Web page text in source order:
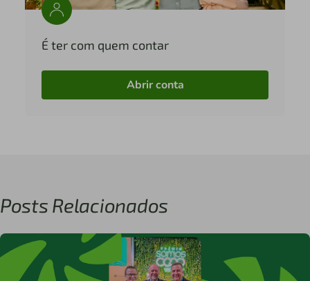
É ter com quem contar
Abrir conta
Posts Relacionados